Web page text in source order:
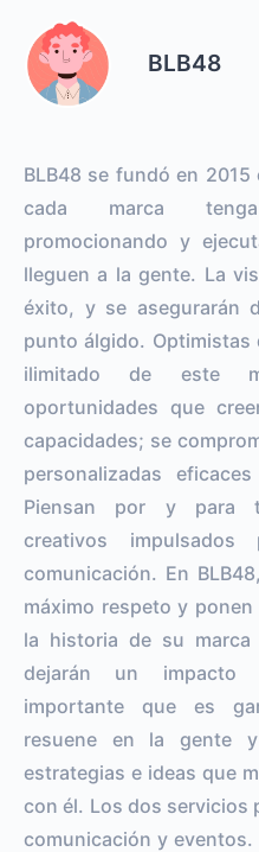
BLB48
BLB48 se fundó en
cada marca
promocionando y
lleguen a la gente. La
éxito, y se asegurarán
punto álgido. Optimistas
ilimitado de este
oportunidades que
capacidades; se
personalizadas
Piensan por y para
creativos
comunicación. En
máximo respeto y
la historia de su
dejarán un impacto
importante que es
resuene en la gente
estrategias e ideas que
con él. Los dos servicios
comunicación y